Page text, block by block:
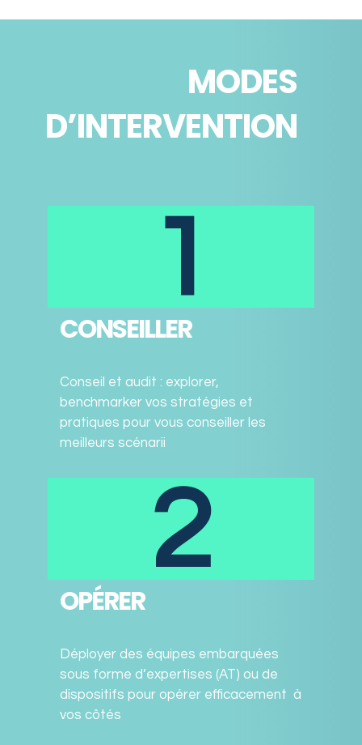
MODES
D’INTERVENTION
1
CONSEILLER
Conseil et audit : explorer,
benchmarker vos stratégies et
pratiques pour vous conseiller les
meilleurs scénarii
2
OPÉRER
Déployer des équipes embarquées
sous forme d’expertises (AT) ou de
dispositifs pour opérer efficacement à
vos côtés